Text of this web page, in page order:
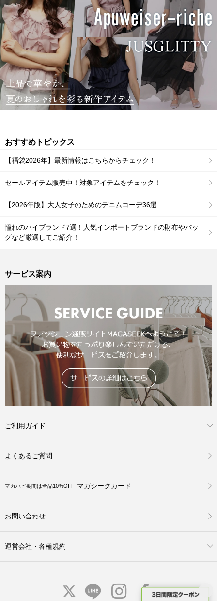
おすすめトピックス
【福袋2026年】最新情報はこちらからチェック！
セールアイテム販売中！対象アイテムをチェック！
【2026年版】大人女子のためのデニムコーデ36選
憧れのハイブランド7選！人気インポートブランドの財布やバッ
グなど厳選してご紹介！
サービス案内
ご利用ガイド
よくあるご質問
マガハピ期間は全品10%OFF マガシークカード
お問い合わせ
運営会社・各種規約